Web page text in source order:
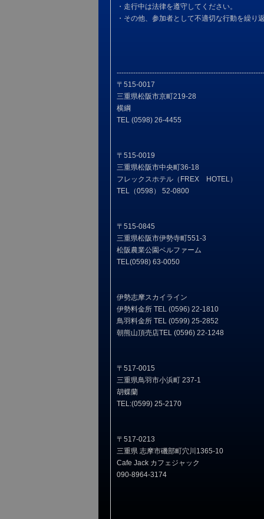
・走行中は法律を遵守してください。
・その他、参加者として不適切な行動を繰り
〒515-0017
三重県松阪市京町219-28
横綱
TEL (0598) 26-4455
〒515-0019
三重県松阪市中央町36-18
フレックスホテル（FREX HOTEL）
TEL（0598） 52-0800
〒515-0845
三重県松阪市伊勢寺町551-3
松阪農業公園ベルファーム
TEL(0598) 63-0050
伊勢志摩スカイライン
伊勢料金所 TEL (0596) 22-1810
鳥羽料金所 TEL (0599) 25-2852
朝熊山頂売店TEL (0596) 22-1248
〒517-0015
三重県鳥羽市小浜町 237-1
胡蝶蘭
TEL:(0599) 25-2170
〒517-0213
三重県 志摩市磯部町穴川1365-10
Cafe Jack カフェジャック
090-8964-3174